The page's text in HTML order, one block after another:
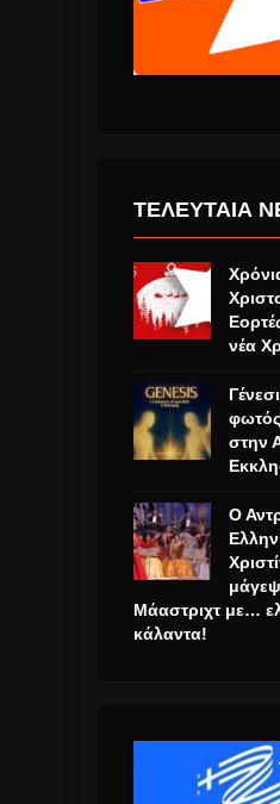
ΤΕΛΕΥΤΑΙΑ
νέα
στην
Ο
Μάαστριχτ με…
κάλαντα!